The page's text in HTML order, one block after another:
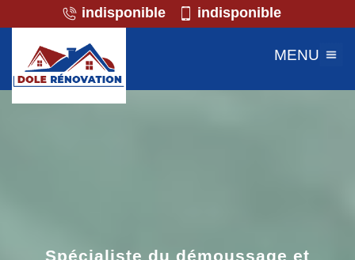
indisponible indisponible
MENU
Spécialiste du démoussage et